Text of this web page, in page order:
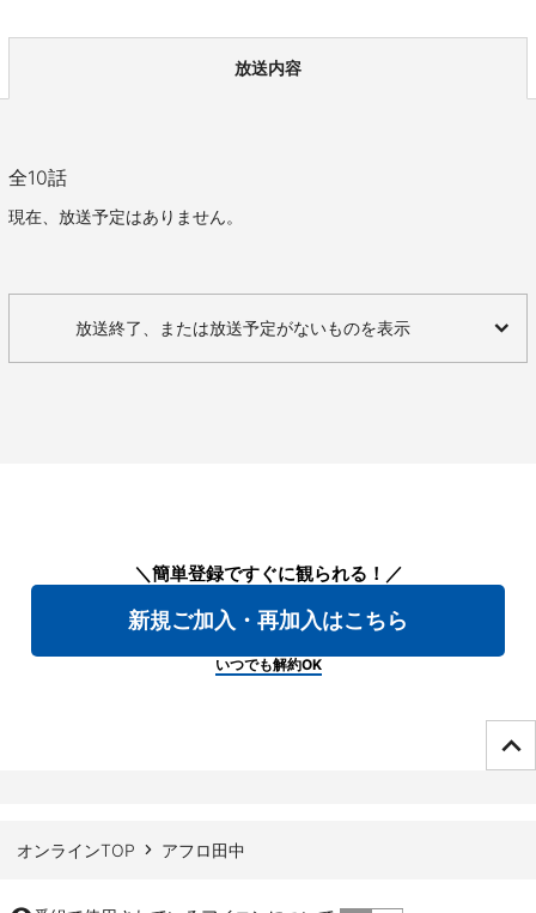
放送内容
全10話
現在、放送予定はありません。
放送終了、または放送予定がないものを表示
＼簡単登録ですぐに観られる！／
新規ご加入・再加入はこちら
いつでも解約OK
オンラインTOP アフロ田中